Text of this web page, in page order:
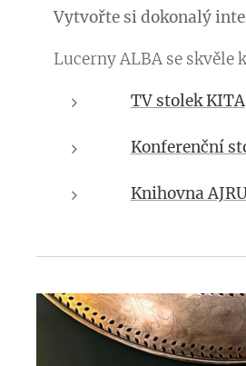
Vytvořte si dokonalý
Lucerny ALBA se
TV stolek KITA
Konferenční
Knihovna